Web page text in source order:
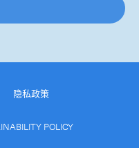
隐私政策
POLICY